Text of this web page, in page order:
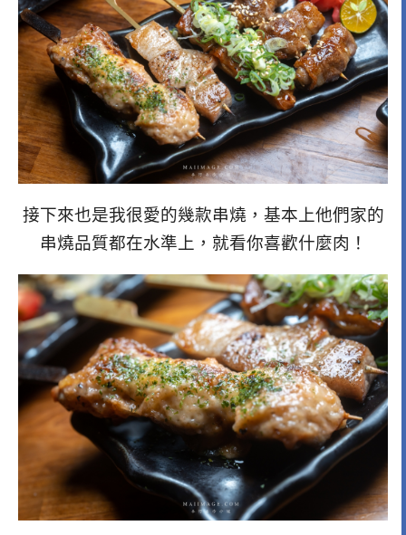
接下來也是我很愛的幾款串燒，基本上他們家的
串燒品質都在水準上，就看你喜歡什麼肉！